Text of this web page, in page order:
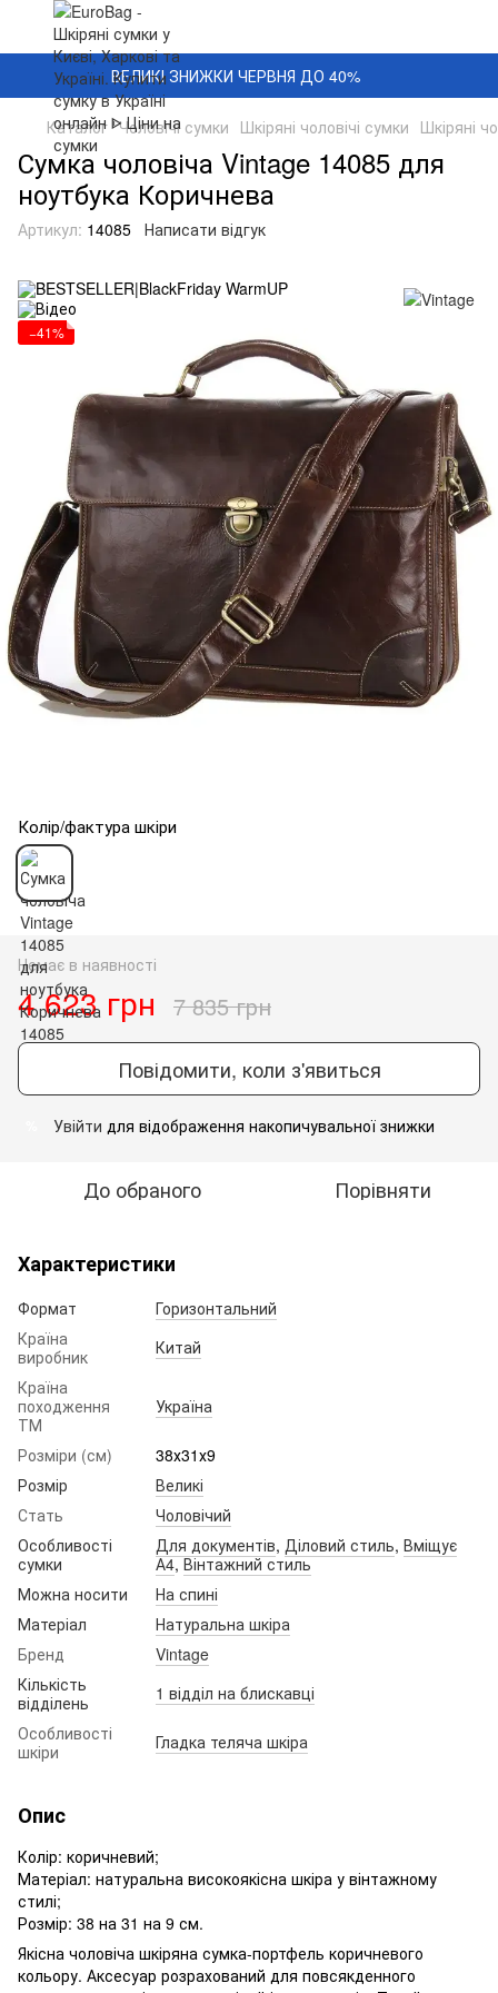
ВЕЛИКІ ЗНИЖКИ ЧЕРВНЯ ДО 40%
Каталог Чоловічі сумки Шкіряні чоловічі сумки Шкіряні
Сумка чоловіча Vintage 14085 для
ноутбука Коричнева
Артикул: 14085 Написати відгук
−41%
Колір/фактура шкіри
Немає в наявності
4 623 грн 7 835 грн
Повідомити, коли з'явиться
Увійти для відображення накопичувальної знижки
До обраного Порівняти
Характеристики
Формат
Горизонтальний
Країна
виробник
Китай
Країна
походження
ТМ
Україна
Розміри (см)
38х31х9
Розмір
Великі
Стать
Чоловічий
Особливості
сумки
Для документів, Діловий стиль, Вміщує
А4,Вінтажний стиль
Можна носити
На спині
Матеріал
Натуральна шкіра
Бренд
Vintage
Кількість
відділень
1 відділ на блискавці
Особливості
шкіри
Гладка теляча шкіра
Опис
Колір: коричневий;
Матеріал: натуральна високоякісна шкіра у вінтажному
стилі;
Розмір: 38 на 31 на 9 см.
Якісна чоловіча шкіряна сумка-портфель коричневого
кольору. Аксесуар розрахований для повсякденного